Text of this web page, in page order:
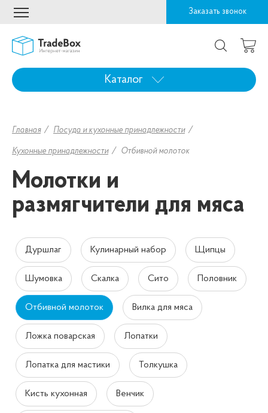
Заказать звонок
Каталог
Главная Посуда и кухонные принадлежности
Кухонные принадлежности Отбивной молоток
Молотки и
размягчители для мяса
Дуршлаг Кулинарный набор Щипцы
Шумовка Скалка Сито Половник
Отбивной молоток Вилка для мяса
Ложка поварская Лопатки
Лопатка для мастики Толкушка
Кисть кухонная Венчик